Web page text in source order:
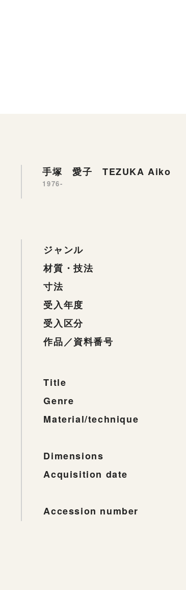
手塚 愛子 TEZUKA Aiko
1976-
ジャンル
材質・技法
寸法
受入年度
受入区分
作品／資料番号
Title
Genre
Material/technique
Dimensions
Acquisition date
Accession number